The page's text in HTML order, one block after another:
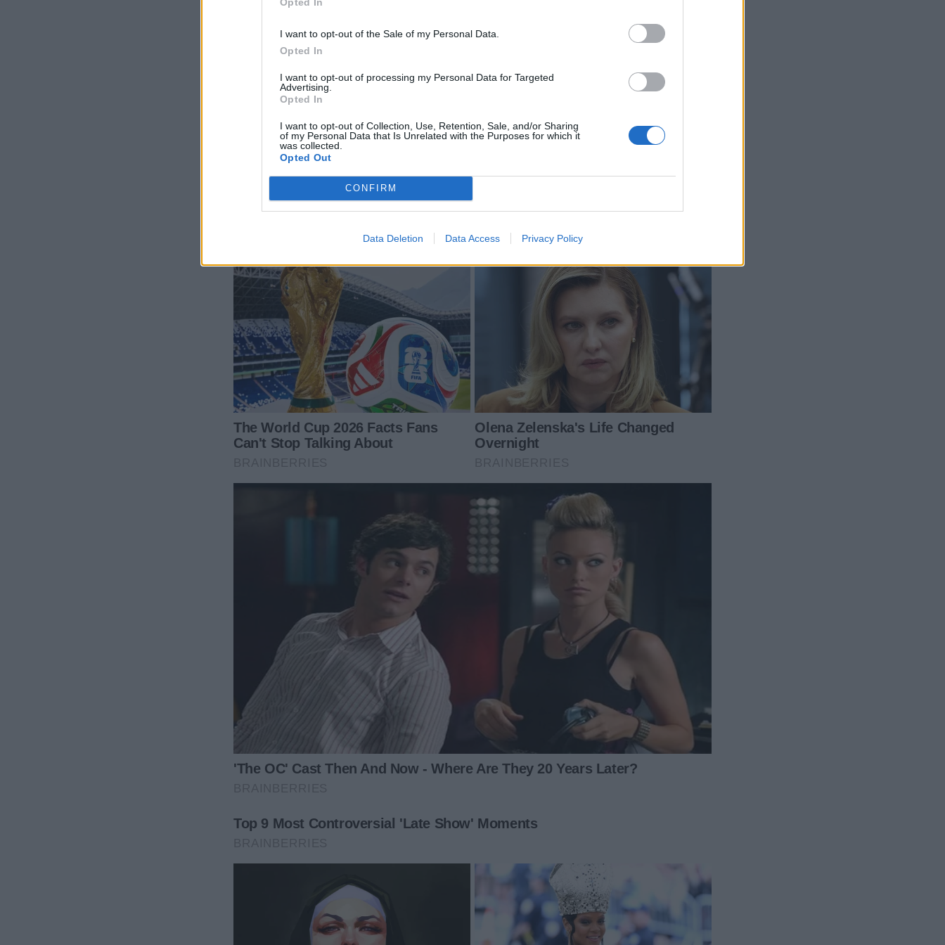
I want to opt-out of the Sale of my Personal Data.
Opted In
I want to opt-out of processing my Personal Data for Targeted
Advertising.
Opted In
I want to opt-out of Collection, Use, Retention, Sale, and/or Sharing
of my Personal Data that Is Unrelated with the Purposes for which it
was collected.
Opted Out
CONFIRM
Data Deletion Data Access Privacy Policy